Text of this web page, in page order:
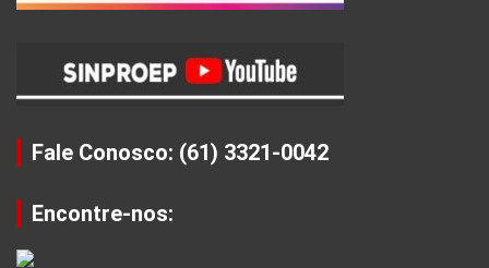
Fale Conosco: (61) 3321-0042
Encontre-nos: